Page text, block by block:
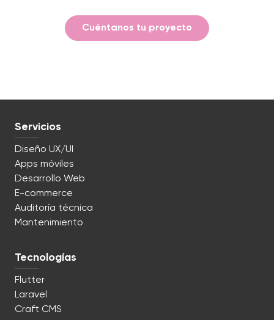
Cuéntanos tu proyecto
Servicios
Diseño UX/UI
Apps móviles
Desarrollo Web
E-commerce
Auditoría técnica
Mantenimiento
Tecnologías
Flutter
Laravel
Craft CMS